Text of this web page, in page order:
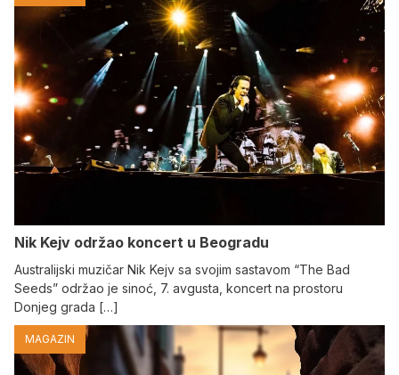
Nik Kejv održao koncert u Beogradu
Australijski muzičar Nik Kejv sa svojim sastavom “The Bad
Seeds” održao je sinoć, 7. avgusta, koncert na prostoru
Donjeg grada […]
MAGAZIN